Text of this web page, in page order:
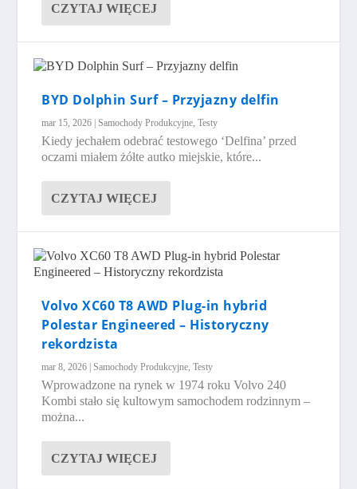
CZYTAJ WIĘCEJ
BYD Dolphin Surf – Przyjazny delfin
mar 15, 2026 |Samochody Produkcyjne,Testy
Kiedy jechałem odebrać testowego ‘Delfina’ przed
oczami miałem żółte autko miejskie, które...
CZYTAJ WIĘCEJ
Volvo XC60 T8 AWD Plug-in hybrid
Polestar Engineered – Historyczny
rekordzista
mar 8, 2026 |Samochody Produkcyjne,Testy
Wprowadzone na rynek w 1974 roku Volvo 240
Kombi stało się kultowym samochodem rodzinnym –
można...
CZYTAJ WIĘCEJ